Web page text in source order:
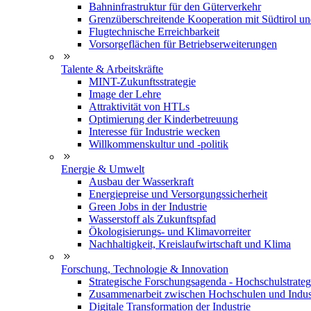
Bahninfrastruktur für den Güterverkehr
Grenzüberschreitende Kooperation mit Südtirol
Flugtechnische Erreichbarkeit
Vorsorgeflächen für Betriebserweiterungen
Talente & Arbeitskräfte
MINT-Zukunftsstrategie
Image der Lehre
Attraktivität von HTLs
Optimierung der Kinderbetreuung
Interesse für Industrie wecken
Willkommenskultur und -politik
Energie & Umwelt
Ausbau der Wasserkraft
Energiepreise und Versorgungssicherheit
Green Jobs in der Industrie
Wasserstoff als Zukunftspfad
Ökologisierungs- und Klimavorreiter
Nachhaltigkeit, Kreislaufwirtschaft und Klima
Forschung, Technologie & Innovation
Strategische Forschungsagenda -
Zusammenarbeit zwischen Hochschulen und
Digitale Transformation der Industrie